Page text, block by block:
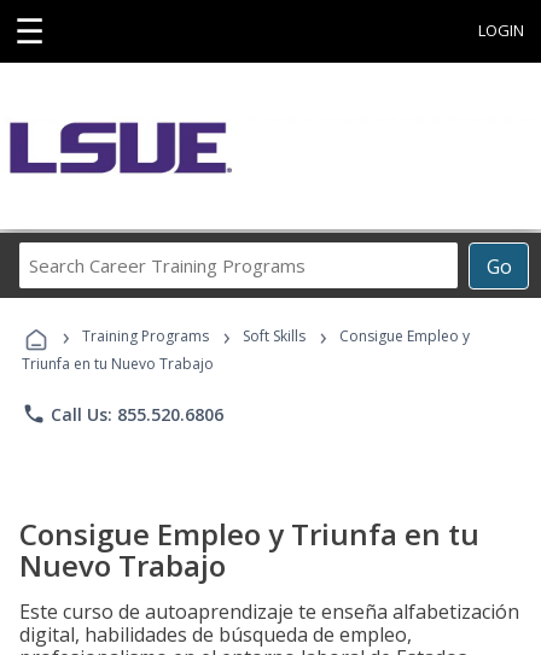
☰ LOGIN
Go
Career
Programs
› Training Programs › Soft Skills ›
Consigue Empleo y
Triunfa en tu Nuevo Trabajo
phone Call Us: 855.520.6806
Consigue Empleo y Triunfa en tu
Nuevo Trabajo
Este curso de autoaprendizaje te enseña alfabetización
digital, habilidades de búsqueda de empleo,